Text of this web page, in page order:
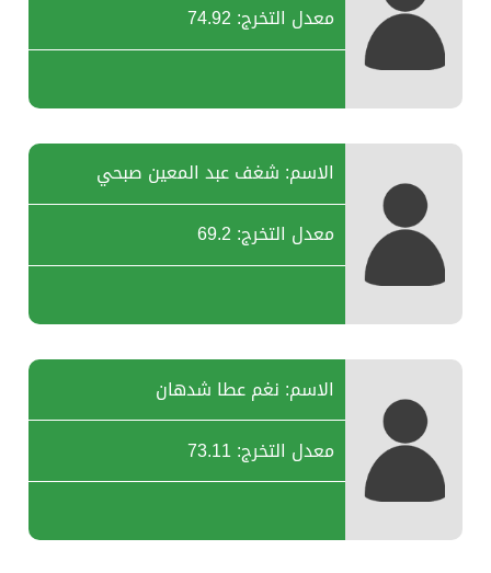
معدل التخرج: 74.92
الاسم: شغف عبد المعين صبحي
معدل التخرج: 69.2
الاسم: نغم عطا شدهان
معدل التخرج: 73.11